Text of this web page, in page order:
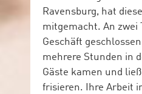
Ravensburg, hat
mitgemacht. An zwei
Geschäft
mehrere Stunden in
Gäste kamen und
frisieren. Ihre Arbeit